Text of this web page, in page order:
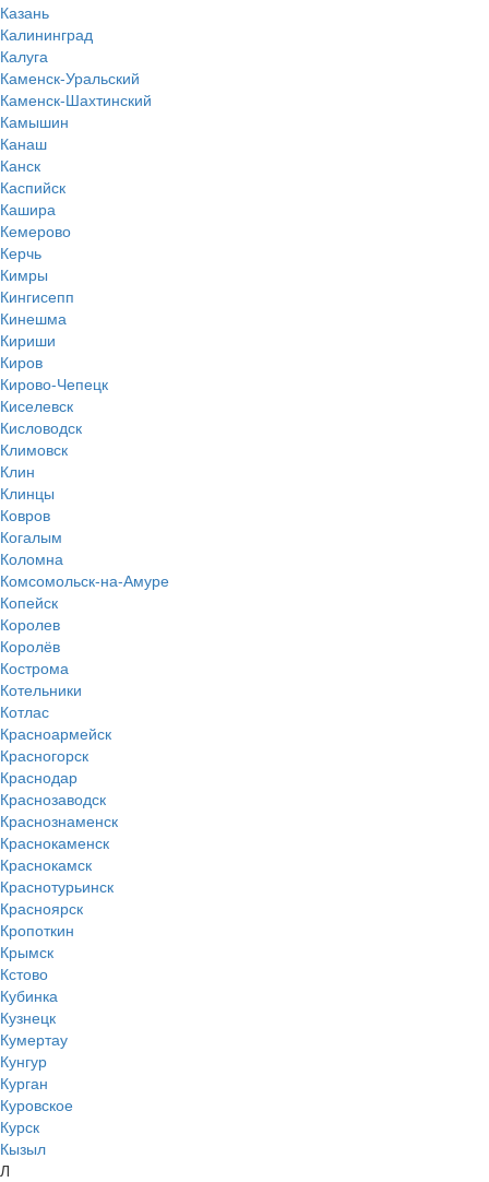
Казань
Калининград
Калуга
Каменск-Уральский
Каменск-Шахтинский
Камышин
Канаш
Канск
Каспийск
Кашира
Кемерово
Керчь
Кимры
Кингисепп
Кинешма
Кириши
Киров
Кирово-Чепецк
Киселевск
Кисловодск
Климовск
Клин
Клинцы
Ковров
Когалым
Коломна
Комсомольск-на-Амуре
Копейск
Королев
Королёв
Кострома
Котельники
Котлас
Красноармейск
Красногорск
Краснодар
Краснозаводск
Краснознаменск
Краснокаменск
Краснокамск
Краснотурьинск
Красноярск
Кропоткин
Крымск
Кстово
Кубинка
Кузнецк
Кумертау
Кунгур
Курган
Куровское
Курск
Кызыл
Л